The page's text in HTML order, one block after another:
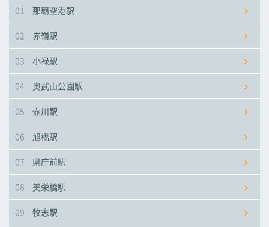
おもろまち駅
市立病院前駅
おもろまち駅
市立病院前駅
おもろまち駅
市立病院前駅
01 那覇空港駅
02 赤嶺駅
03 小禄駅
04 奥武山公園駅
05 壺川駅
06 旭橋駅
07 県庁前駅
08 美栄橋駅
09 牧志駅